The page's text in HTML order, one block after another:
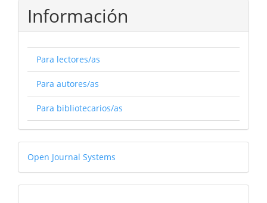
Información
Para lectores/as
Para autores/as
Para bibliotecarios/as
Desarrollado
por
Open Journal Systems